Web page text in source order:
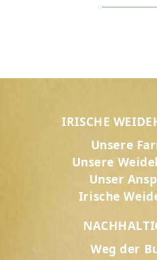
IRISCHE
Unsere
Unsere
Unser
Irische
Weg der